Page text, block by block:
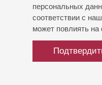
персональных
соответствии с
может повлиять на